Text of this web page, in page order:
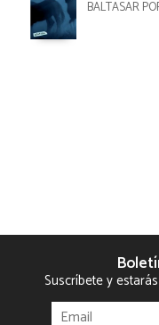
BALTASAR
Suscríbete y